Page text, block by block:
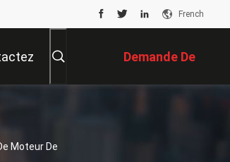
French
Demande De
Soumission
Moteur De